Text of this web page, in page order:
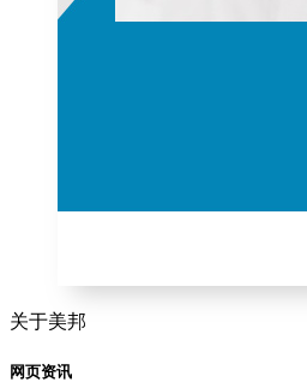
关于美邦
网页资讯